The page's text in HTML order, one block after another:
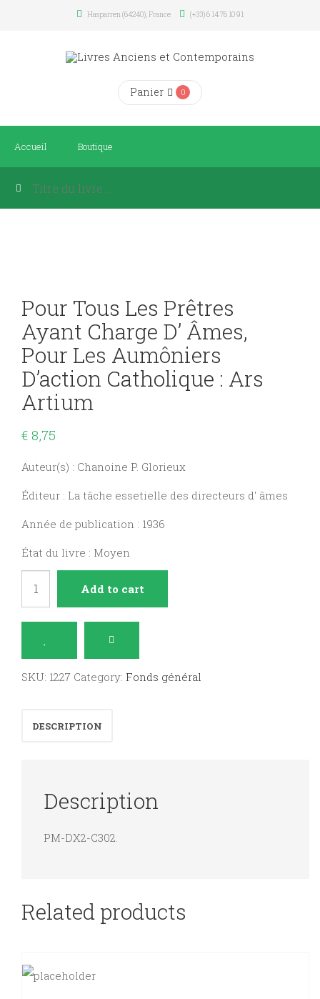
Hasparren (64240), France (+33) 6 14 76 10 91
Panier 0
Accueil Boutique
Pour Tous Les Prêtres
Ayant Charge D’ Âmes,
Pour Les Aumôniers
D’action Catholique : Ars
Artium
€ 8,75
Auteur(s) : Chanoine P. Glorieux
Éditeur : La tâche essetielle des directeurs d' âmes
Année de publication : 1936
État du livre : Moyen
les
prêtres
âmes,
aumôniers
catholique
Artium
quantity
Add to cart
SKU: 1227 Category: Fonds général
DESCRIPTION
Description
PM-DX2-C302.
Related products